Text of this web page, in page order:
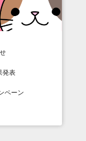
発表
ペーン